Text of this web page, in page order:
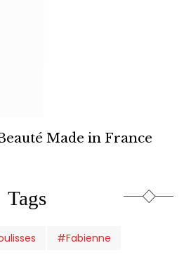
Made in France
Tags
#Fabienne